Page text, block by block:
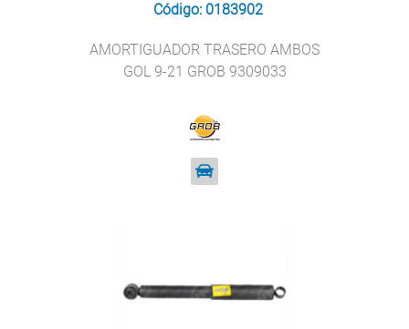
Código: 0183902
AMORTIGUADOR TRASERO AMBOS
GOL 9-21 GROB 9309033